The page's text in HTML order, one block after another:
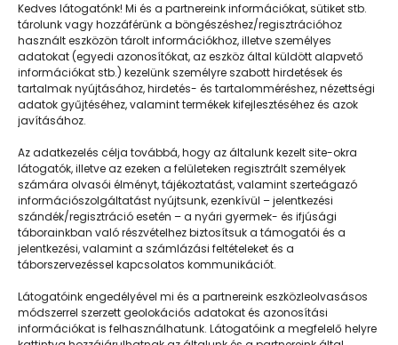
Kedves látogatónk! Mi és a partnereink információkat, sütiket stb.
tárolunk vagy hozzáférünk a böngészéshez/regisztrációhoz
használt eszközön tárolt információkhoz, illetve személyes
adatokat (egyedi azonosítókat, az eszköz által küldött alapvető
információkat stb.) kezelünk személyre szabott hirdetések és
tartalmak nyújtásához, hirdetés- és tartalomméréshez, nézettségi
adatok gyűjtéséhez, valamint termékek kifejlesztéséhez és azok
javításához.
Az adatkezelés célja továbbá, hogy az általunk kezelt site-okra
látogatók, illetve az ezeken a felületeken regisztrált személyek
számára olvasói élményt, tájékoztatást, valamint szerteágazó
információszolgáltatást nyújtsunk, ezenkívül – jelentkezési
szándék/regisztráció esetén – a nyári gyermek- és ifjúsági
táborainkban való részvételhez biztosítsuk a támogatói és a
jelentkezési, valamint a számlázási feltételeket és a
táborszervezéssel kapcsolatos kommunikációt.
Látogatóink engedélyével mi és a partnereink eszközleolvasásos
módszerrel szerzett geolokációs adatokat és azonosítási
információkat is felhasználhatunk. Látogatóink a megfelelő helyre
Óriásbuborék